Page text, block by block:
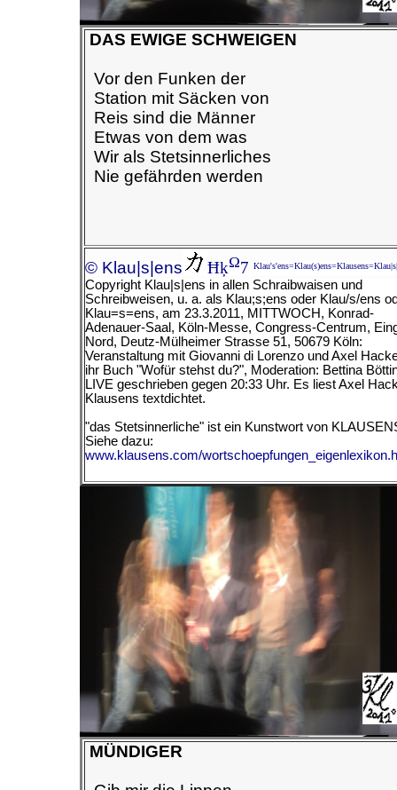
DAS EWIGE SCHWEIGEN
Vor den Funken der
Station mit Säcken von
Reis sind die Männer
Etwas von dem was
Wir als Stetsinnerliches
Nie gefährden werden
© Klau|s|ens ĦķΩ7
Copyright Klau|s|ens in allen Schraibwaisen und
Schreibweisen, u. a. als Klau;s;ens oder Klau/s/ens
Klau=s=ens, am 23.3.2011, MITTWOCH, Konrad-
Adenauer-Saal, Köln-Messe, Congress-Centrum,
Nord, Deutz-Mülheimer Strasse 51, 50679 Köln:
Veranstaltung mit Giovanni di Lorenzo und Axel
ihr Buch "Wofür stehst du?", Moderation: Bettina
LIVE geschrieben gegen 20:33 Uhr. Es liest Axel
Klausens textdichtet.
"das Stetsinnerliche" ist ein Kunstwort von
Siehe dazu:
www.klausens.com/
MÜNDIGER